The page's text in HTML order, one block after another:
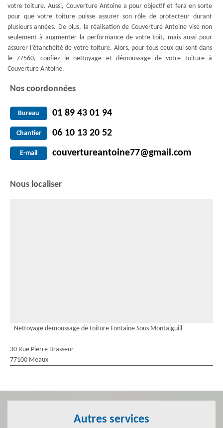
votre toiture. Aussi, Couverture Antoine a pour objectif et fera en sorte
pour que votre toiture puisse assurer son rôle de protecteur durant
plusieurs années. De plus, la réalisation de Couverture Antoine vise non
seulement à augmenter la performance de votre toit, mais aussi pour
assurer l’étanchéité de votre toiture. Alors, pour tous ceux qui sont dans
le 77560, confiez le nettoyage et démoussage de votre toiture à
Couverture Antoine.
Nos coordonnées
Bureau 01 89 43 01 94
Chantier 06 10 13 20 52
E-mail couvertureantoine77@gmail.com
Nous localiser
Nettoyage demoussage de toiture Fontaine Sous Montaiguill
30 Rue Pierre Brasseur
77100 Meaux
Autres services